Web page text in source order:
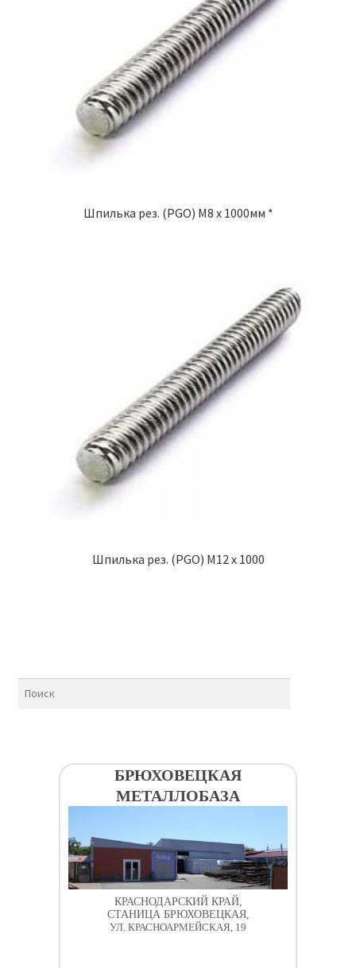
Шпилька рез. (PGO) М8 х 1000мм *
Шпилька рез. (PGO) М12 х 1000
БРЮХОВЕЦКАЯ
МЕТАЛЛОБАЗА
КРАСНОДАРСКИЙ КРАЙ,
СТАНИЦА БРЮХОВЕЦКАЯ,
УЛ. КРАСНОАРМЕЙСКАЯ, 19